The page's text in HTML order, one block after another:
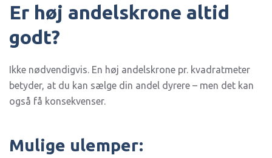
Er høj andelskrone altid
godt?
Ikke nødvendigvis. En høj andelskrone pr. kvadratmeter
betyder, at du kan sælge din andel dyrere – men det kan
også få konsekvenser.
Mulige ulemper: